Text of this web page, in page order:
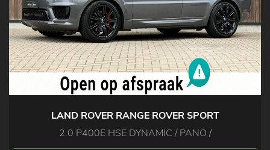
LAND ROVER RANGE ROVER SPORT
2.0 P400E HSE DYNAMIC / PANO /